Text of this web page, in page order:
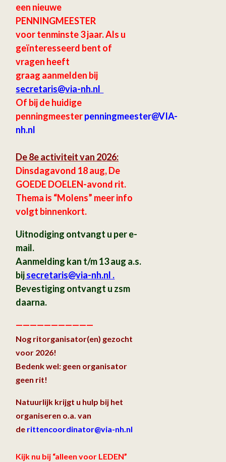
een nieuwe
PENNINGMEESTER
voor tenminste 3 jaar.Als u
geïnteresseerd bent of
vragen heeft
graag aanmelden bij
secretaris@via-nh.nl
Of bij de huidige
penningmeesterpenningmeester@VIA-
nh.nl
De 8e activiteit van 2026:
Dinsdagavond 18 aug, De
GOEDE DOELEN-avond rit.
Thema is “Molens” meer info
volgt binnenkort.
Uitnodiging ontvangt u per e-
mail.
Aanmelding kan t/m 13 aug a.s.
bijsecretaris@via-nh.nl .
Bevestiging ontvangt u zsm
daarna.
———————————
Nog ritorganisator(en) gezocht
voor 2026!
Bedenk wel: geen organisator
geen rit!
Natuurlijk krijgt u hulp bij het
organiseren o.a. van
de rittencoordinator@via-nh.nl
Kijk nu bij “alleen voor LEDEN”